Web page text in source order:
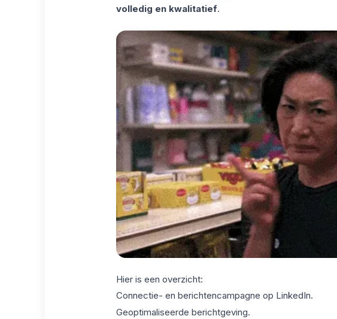
volledig en kwalitatief.
Hier is een overzicht:
Connectie- en berichtencampagne op LinkedIn.
Geoptimaliseerde berichtgeving.